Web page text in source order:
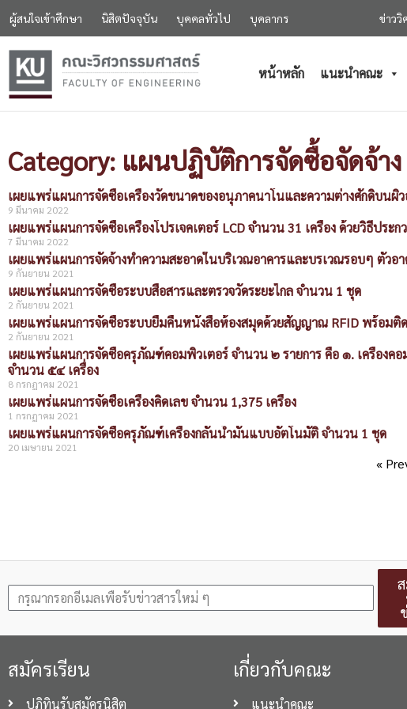
ผู้สนใจเข้าศึกษา นิสิตปัจจุบัน บุคคลทั่วไป บุคลากร ข่าววิ
หน้าหลัก แนะนำคณะ
Category: แผนปฏิบัติการจัดซื้อจัดจ้าง
เผยแพร่แผนการจัดซื้อเครื่องวัดขนาดของอนุภาคนาโนและความต่างศักดิ์บนผิ
9 มีนาคม 2022
เผยแพร่แผนการจัดซื้อเครื่องโปรเจคเตอร์ LCD จำนวน 31 เครื่อง ด้วยวิธีประ
7 มีนาคม 2022
เผยแพร่แผนการจัดจ้างทำความสะอาดในบริเวณอาคารและบรเวณรอบๆ ตัว
9 กันยายน 2021
เผยแพร่แผนการจัดซื้อระบบสื่อสารและตรวจวัดระยะไกล จำนวน 1 ชุด
2 กันยายน 2021
เผยแพร่แผนการจัดซื้อระบบยืมคืนหนังสือห้องสมุดด้วยสัญญาณ RFID พร้อมติ
2 กันยายน 2021
เผยแพร่แผนการจัดซื้อครุภัณฑ์คอมพิวเตอร์ จำนวน ๒ รายการ คือ ๑. เครื่อง
จำนวน ๕๔ เครื่อง
8 กรกฎาคม 2021
เผยแพร่แผนการจัดซื้อเครื่องคิดเลข จำนวน 1,375 เครื่อง
1 กรกฎาคม 2021
เผยแพร่แผนการจัดซื้อครุภัณฑ์เครื่องกลั่นน้ำมันแบบอัตโนมัติ จำนวน 1 ชุด
20 เมษายน 2021
«
สมัครเรียน
ปฏิทินรับสมัครนิสิต
เกี่ยวกับคณะ
แนะนำคณะ